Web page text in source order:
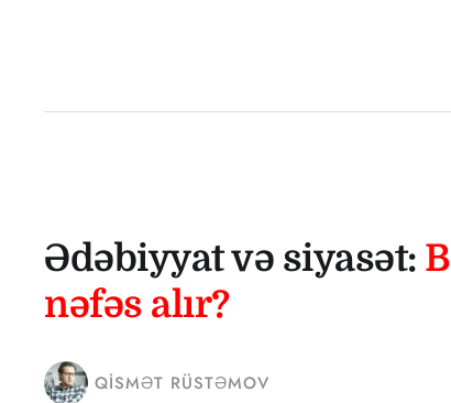
Ədəbiyyat və siyasət:
nəfəs alır?
QISMƏT RÜSTƏMOV